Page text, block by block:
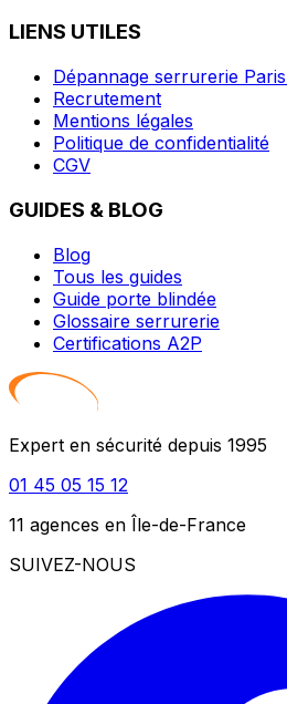
LIENS UTILES
Dépannage serrurerie
Recrutement
Mentions légales
Politique de confidentialité
CGV
GUIDES & BLOG
Blog
Tous les guides
Guide porte blindée
Glossaire serrurerie
Certifications A2P
Expert en sécurité depuis 1995
01 45 05 15 12
11 agences en Île-de-France
SUIVEZ-NOUS